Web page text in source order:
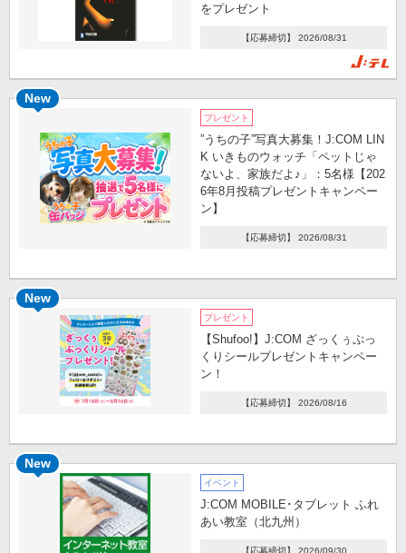
をプレゼント
【応募締切】 2026/08/31
New
プレゼント
”うちの子”写真大募集！J:COM LIN
K いきものウォッチ「ペットじゃ
ないよ、家族だよ♪」：5名様【202
6年8月投稿プレゼントキャンペー
ン】
【応募締切】 2026/08/31
New
プレゼント
【Shufoo!】J:COM ざっくぅぷっ
くりシールプレゼントキャンペー
ン！
【応募締切】 2026/08/16
New
イベント
J:COM MOBILE･タブレット ふれ
あい教室（北九州）
【応募締切】 2026/09/30